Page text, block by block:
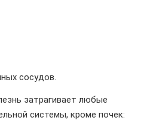
сосудов.
затрагивает любые
системы, кроме почек: